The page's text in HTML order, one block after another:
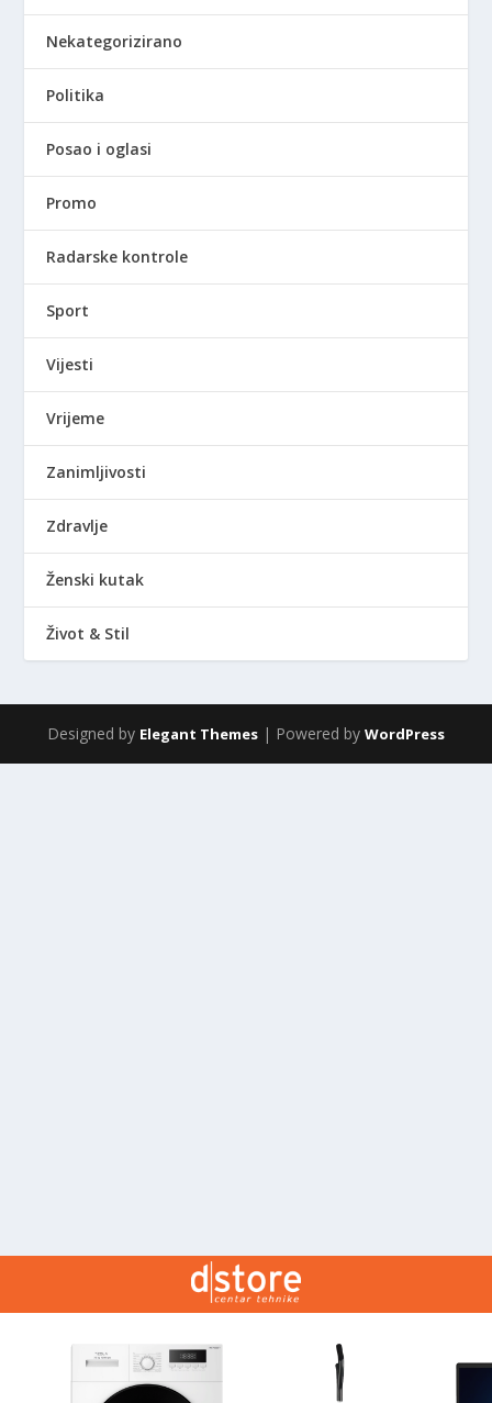
Nekategorizirano
Politika
Posao i oglasi
Promo
Radarske kontrole
Sport
Vijesti
Vrijeme
Zanimljivosti
Zdravlje
Ženski kutak
Život & Stil
Designed by Elegant Themes | Powered by WordPress